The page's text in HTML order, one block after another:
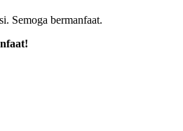
Semoga bermanfaat.